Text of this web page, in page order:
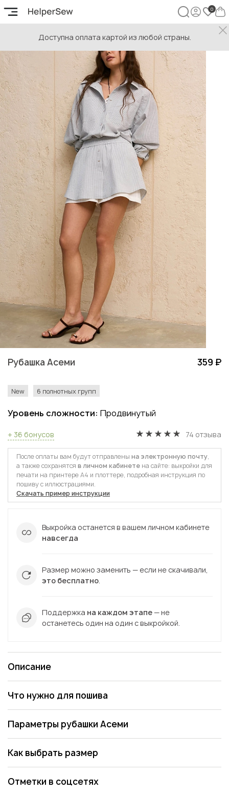
Доступна оплата картой из любой страны.
Рубашка Асеми 359 ₽
New 6 полнотных групп
Уровень сложности: Продвинутый
+ 36 бонусов 74 отзыва
После оплаты вам будут отправлены на электронную почту,
а также сохранятся в личном кабинете на сайте: выкройки для
печати на принтере А4 и плоттере, подробная инструкция по
пошиву с иллюстрациями.
Скачать пример инструкции
Выкройка останется в вашем личном кабинете
навсегда
Размер можно заменить — если не скачивали,
это бесплатно
Поддержка на каждом этапе — не
останетесь один на один с выкройкой.
Описание
Что нужно для пошива
Параметры рубашки Асеми
Как выбрать размер
Отметки в соцсетях